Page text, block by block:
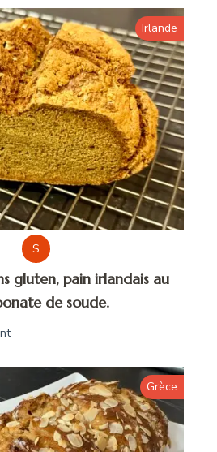
Irlande
S
gluten, pain irlandais au
de soude.
Grèce